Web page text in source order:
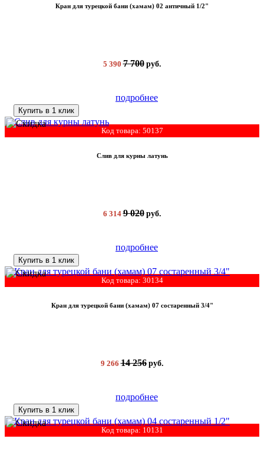
Кран для турецкой бани (хамам) 02 античный 1/2"
5 390 7 700 руб.
подробнее
Купить в 1 клик
Код товара: 50137
Слив для курны латунь
6 314 9 020 руб.
подробнее
Купить в 1 клик
Код товара: 30134
Кран для турецкой бани (хамам) 07 состаренный 3/4"
9 266 14 256 руб.
подробнее
Купить в 1 клик
Код товара: 10131